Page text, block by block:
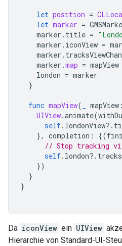
let position =
let marker =
marker . title =
marker . iconView =
marker .
marker .map = mapView
london = marker
}
func mapView( mapView :
UIView.animate(
self. londonView?.
},
completion : {(
// Stop tracking
self. london?.
})
}
}
Da iconView ein UIView
Hierarchie von Standard-UI-